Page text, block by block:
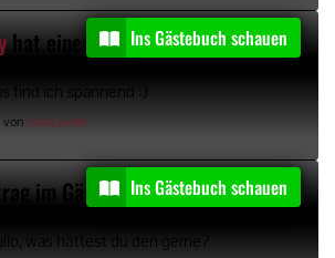
hat einen Gästebucheintrag kommentiertIns Gästebuch schauen
find ich spannend :)
vonJuliaLovely
im Gästebuch von BigChristian456
Ins Gästebuch schauen
was hättest du den gerne?